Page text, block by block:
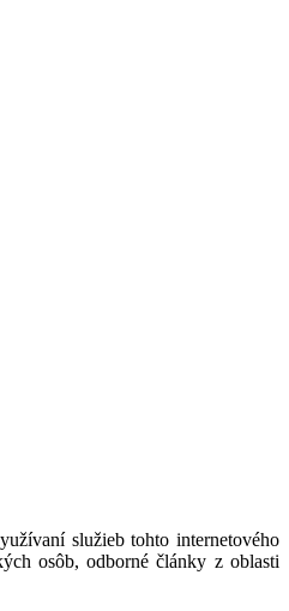
služieb tohto internetového
osôb, odborné články z oblasti